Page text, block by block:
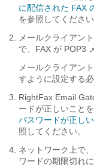
に配信された FAX
を参照してください
メールクライアン
で、FAX が POP3
メールクライアン
すように設定する
RightFax Email
ードが正しいこと
パスワードが正し
照してください。
ネットワーク上で
ワードの期限切れ